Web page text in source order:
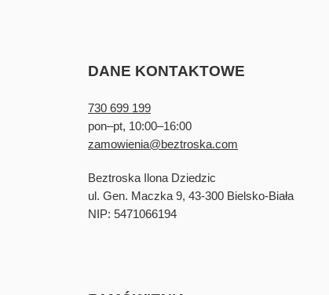
DANE KONTAKTOWE
730 699 199
pon–pt, 10:00–16:00
zamowienia@beztroska.com
Beztroska Ilona Dziedzic
ul. Gen. Maczka 9, 43-300 Bielsko-Biała
NIP: 5471066194